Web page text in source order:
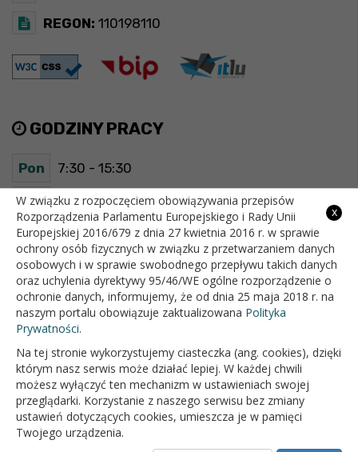
REGON: 110198110
GODZINY PRACY
Pon 7:30 - 15:30
Wt 7:30 - 15:30
Śr 7:30 - 15:30
Czw 7:30 - 15:30
Pt 7:30 - 15:30
OFICJALNY SERWIS INTERNETOWY GMINY BIAŁOPOLE
x
W związku z rozpoczęciem obowiązywania przepisów
Rozporządzenia Parlamentu Europejskiego i Rady Unii
Europejskiej 2016/679 z dnia 27 kwietnia 2016 r. w sprawie
ochrony osób fizycznych w związku z przetwarzaniem danych
osobowych i w sprawie swobodnego przepływu takich danych
oraz uchylenia dyrektywy 95/46/WE ogólne rozporządzenie o
ochronie danych, informujemy, że od dnia 25 maja 2018 r. na
naszym portalu obowiązuje zaktualizowana Polityka
Prywatności.
Na tej stronie wykorzystujemy ciasteczka (ang. cookies), dzięki
którym nasz serwis może działać lepiej. W każdej chwili
możesz wyłączyć ten mechanizm w ustawieniach swojej
przeglądarki. Korzystanie z naszego serwisu bez zmiany
ustawień dotyczących cookies, umieszcza je w pamięci
Twojego urządzenia.